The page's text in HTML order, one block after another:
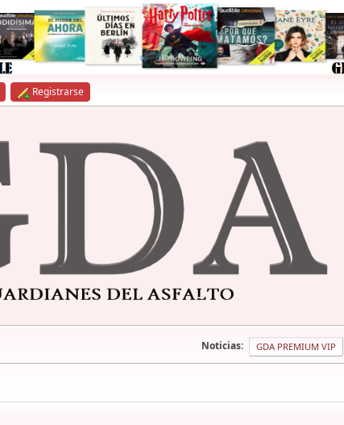
Registrarse
Noticias: GDA PREMIUM VIP